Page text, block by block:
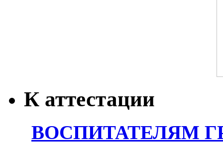
К аттестации
ВОСПИТАТЕЛЯМ